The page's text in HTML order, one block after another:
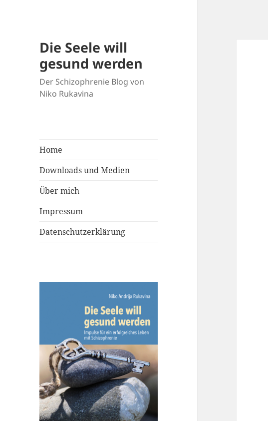
Die Seele will
gesund werden
Der Schizophrenie Blog von
Niko Rukavina
Home
Downloads und Medien
Über mich
Impressum
Datenschutzerklärung